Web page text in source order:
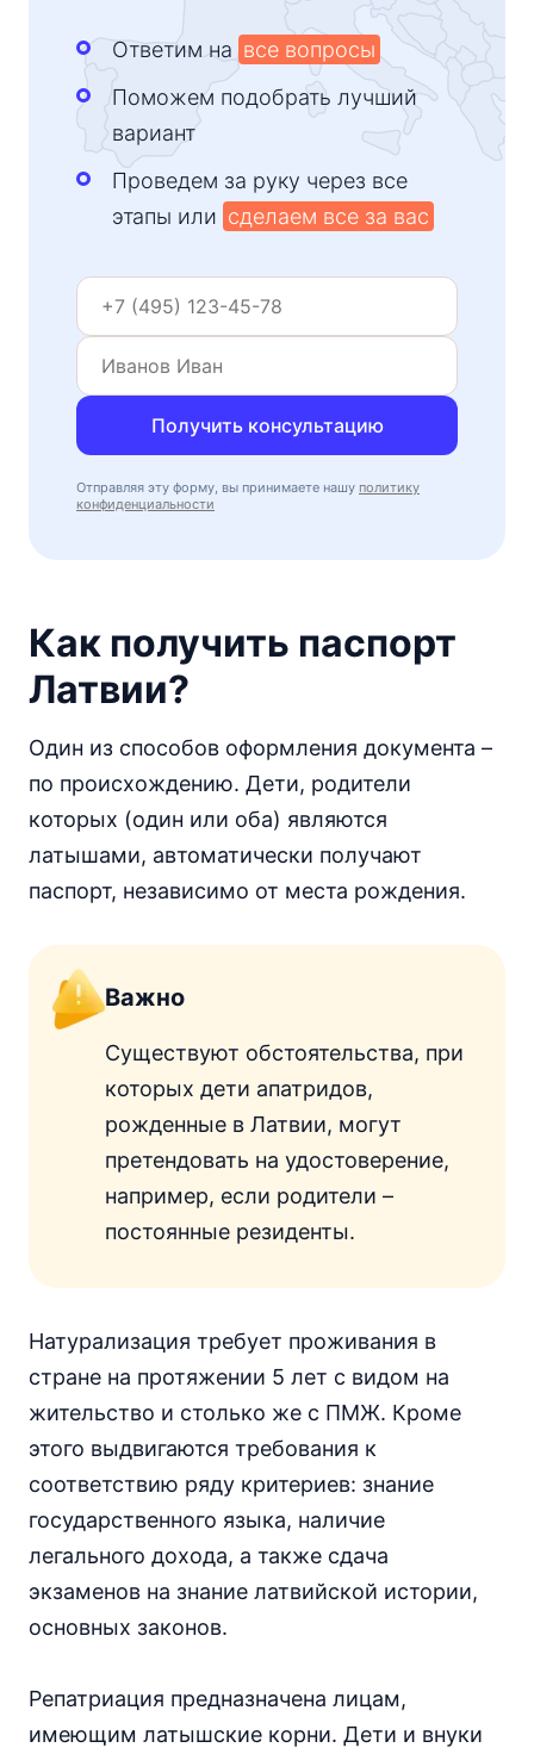
Ответим на все вопросы
Поможем подобрать лучший
вариант
Проведем за руку через все
этапы или сделаем все за вас
Получить консультацию
Отправляя эту форму, вы принимаете нашу политику
конфиденциальности
Как получить паспорт
Латвии?
Один из способов оформления документа –
по происхождению. Дети, родители
которых (один или оба) являются
латышами, автоматически получают
паспорт, независимо от места рождения.
Важно
Существуют обстоятельства, при
которых дети апатридов,
рожденные в Латвии, могут
претендовать на удостоверение,
например, если родители –
постоянные резиденты.
Натурализация требует проживания в
стране на протяжении 5 лет с видом на
жительство и столько же с ПМЖ. Кроме
этого выдвигаются требования к
соответствию ряду критериев: знание
государственного языка, наличие
легального дохода, а также сдача
экзаменов на знание латвийской истории,
основных законов.
Репатриация предназначена лицам,
имеющим латышские корни. Дети и внуки